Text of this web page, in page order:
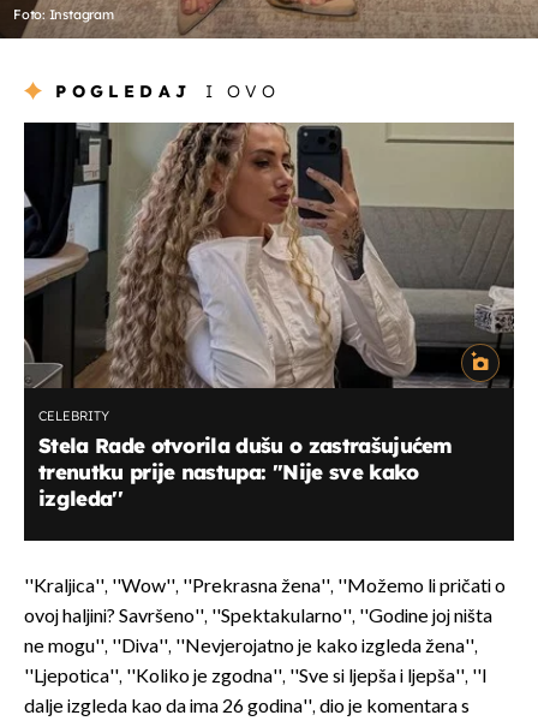
Foto: Instagram
POGLEDAJ I OVO
CELEBRITY
Stela Rade otvorila dušu o zastrašujućem
trenutku prije nastupa: ''Nije sve kako
izgleda''
''Kraljica'', ''Wow'', ''Prekrasna žena'', ''Možemo li pričati o
ovoj haljini? Savršeno'', ''Spektakularno'', ''Godine joj ništa
ne mogu'', ''Diva'', ''Nevjerojatno je kako izgleda žena'',
''Ljepotica'', ''Koliko je zgodna'', ''Sve si ljepša i ljepša'', ''I
dalje izgleda kao da ima 26 godina'', dio je komentara s